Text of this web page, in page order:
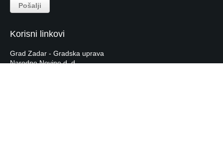
Korisni linkovi
Grad Zadar - Gradska uprava
Narodne Novine d. d.